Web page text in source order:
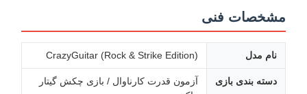
مشخصات فنی
نام مدل CrazyGuitar (Rock & Strike Edition)
دسته بندی بازی
آزمون قدرت کارناوال / بازی چکش گیتار